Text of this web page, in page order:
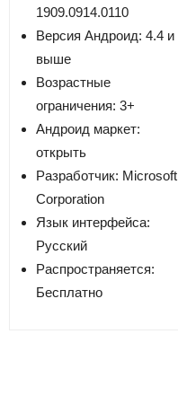
1909.0914.0110
Версия Андроид: 4.4 и
выше
Возрастные
ограничения: 3+
Андроид маркет:
открыть
Разработчик: Microsoft
Corporation
Язык интерфейса:
Русский
Распространяется:
Бесплатно